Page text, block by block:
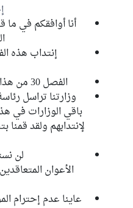
أنا أوافقكم في
إنتداب هذه
الفصل 30 من هذا لقانون يلزم إنتداب هذه الفئة.
وزارتنا تراسل
باقي الوزارات في
لإنتدابهم ولقد
لن
الأعوان